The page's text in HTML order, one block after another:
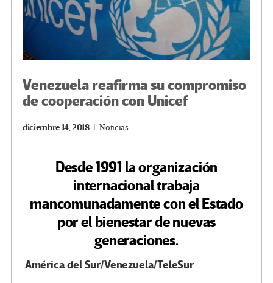
Venezuela reafirma su compromiso
de cooperación con Unicef
diciembre 14, 2018 Noticias
Desde 1991 la organización
internacional trabaja
mancomunadamente con el Estado
por el bienestar de nuevas
generaciones.
América del Sur/Venezuela/TeleSur